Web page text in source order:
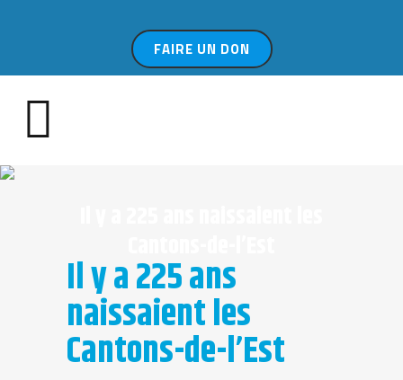
FAIRE UN DON
Il y a 225 ans
naissaient les
Cantons-de-l’Est